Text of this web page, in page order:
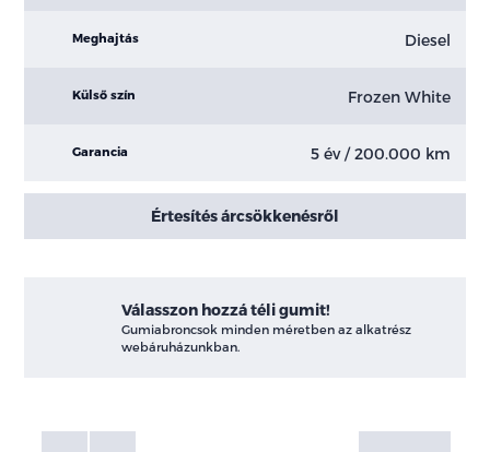
Meghajtás Diesel
Külső szín Frozen White
Garancia 5 év / 200.000 km
Értesítés árcsökkenésről
Válasszon hozzá téli gumit!
Gumiabroncsok minden méretben az alkatrész
webáruházunkban.
Galéria